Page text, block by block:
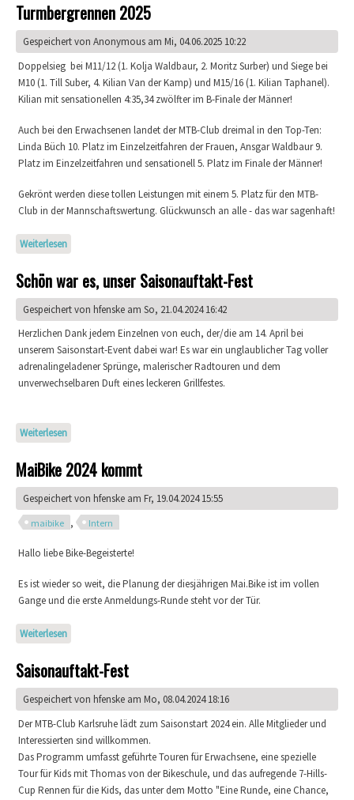
Turmbergrennen 2025
Gespeichert von Anonymous am Mi, 04.06.2025 10:22
Doppelsieg bei M11/12 (1. Kolja Waldbaur, 2. Moritz Surber) und Siege bei
M10 (1. Till Suber, 4. Kilian Van der Kamp) und M15/16 (1. Kilian Taphanel).
Kilian mit sensationellen 4:35,34 zwölfter im B-Finale der Männer!
Auch bei den Erwachsenen landet der MTB-Club dreimal in den Top-Ten:
Linda Büch 10. Platz im Einzelzeitfahren der Frauen, Ansgar Waldbaur 9.
Platz im Einzelzeitfahren und sensationell 5. Platz im Finale der Männer!
Gekrönt werden diese tollen Leistungen mit einem 5. Platz für den MTB-
Club in der Mannschaftswertung. Glückwunsch an alle - das war sagenhaft!
Weiterlesen
Schön war es, unser Saisonauftakt-Fest
Gespeichert von hfenske am So, 21.04.2024 16:42
Herzlichen Dank jedem Einzelnen von euch, der/die am 14. April bei
unserem Saisonstart-Event dabei war! Es war ein unglaublicher Tag voller
adrenalingeladener Sprünge, malerischer Radtouren und dem
unverwechselbaren Duft eines leckeren Grillfestes.
Weiterlesen
MaiBike 2024 kommt
Gespeichert von hfenske am Fr, 19.04.2024 15:55
maibike , Intern
Hallo liebe Bike-Begeisterte!
Es ist wieder so weit, die Planung der diesjährigen Mai.Bike ist im vollen
Gange und die erste Anmeldungs-Runde steht vor der Tür.
Weiterlesen
Saisonauftakt-Fest
Gespeichert von hfenske am Mo, 08.04.2024 18:16
Der MTB-Club Karlsruhe lädt zum Saisonstart 2024 ein. Alle Mitglieder und
Interessierten sind willkommen.
Das Programm umfasst geführte Touren für Erwachsene, eine spezielle
Tour für Kids mit Thomas von der Bikeschule, und das aufregende 7-Hills-
Cup Rennen für die Kids, das unter dem Motto "Eine Runde, eine Chance,